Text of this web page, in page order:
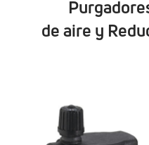
de aire y